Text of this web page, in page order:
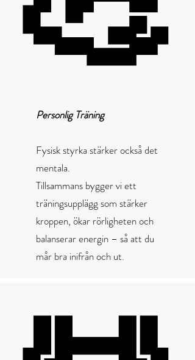
Personlig Träning
Fysisk styrka stärker också det
mentala.
Tillsammans bygger vi ett
träningsupplägg som stärker
kroppen, ökar rörligheten och
balanserar energin – så att du
mår bra inifrån och ut.